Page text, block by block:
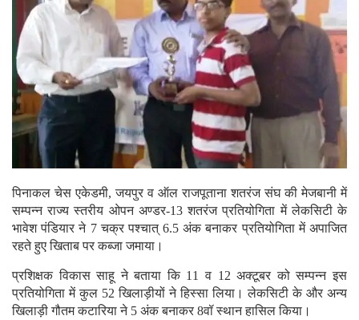
पिनाकल चेस एकेडमी, जयपुर व ऑल राजपूताना शतरंज संघ की मेजबानी में
सम्पन्न राज्य स्तरीय ओपन अण्डर-13 शतरंज प्रतियोगिता में लेकसिटी के
भावेश पंडियार ने 7 चक्र पश्चात् 6.5 अंक बनाकर प्रतियोगिता में अपाजित
रहते हुए खिताब पर कब्जा जमाया।
प्रशिक्षक विकास साहू ने बताया कि 11 व 12 अक्टूबर को सम्पन्न इस
प्रतियोगिता में कुल 52 खिलाड़ीयों ने हिस्सा लिया। लेकसिटी के और अन्य
खिलाड़ी गौतम कटारिया ने 5 अंक बनाकर 8वॉ स्थान हासिल किया।